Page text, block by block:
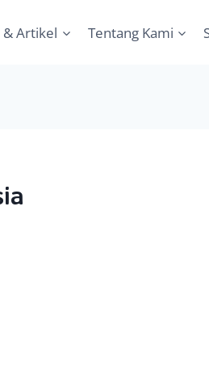
Artikel Tentang Kami